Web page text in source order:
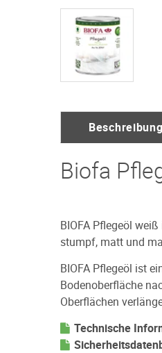
Beschreibung
Biofa
BIOFA Pflegeöl
stumpf, matt und
BIOFA Pflegeöl ist
Bodenoberfläche
Oberflächen
Technische